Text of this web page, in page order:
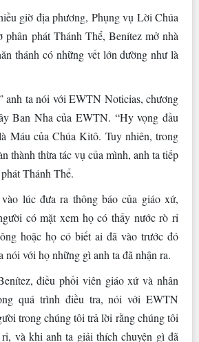
giờ địa phương, Phụng vụ Lời Chúa
phát Thánh Thể, Benítez mở nhà
thánh có những vết lớn dường như là
anh ta nói với EWTN Noticias, chương
Ban Nha của EWTN. “Hy vọng đầu
Máu của Chúa Kitô. Tuy nhiên, trong
thành thừa tác vụ của mình, anh ta tiếp
Thánh Thể.
lúc đưa ra thông báo của giáo xứ,
có mặt xem họ có thấy nước rò rỉ
hoặc họ có biết ai đã vào trước đó
nói với họ những gì anh ta đã nhận ra.
điều phối viên giáo xứ và nhân
quá trình điều tra, nói với EWTN
trong chúng tôi trả lời rằng chúng tôi
và khi anh ta giải thích chuyện gì đã